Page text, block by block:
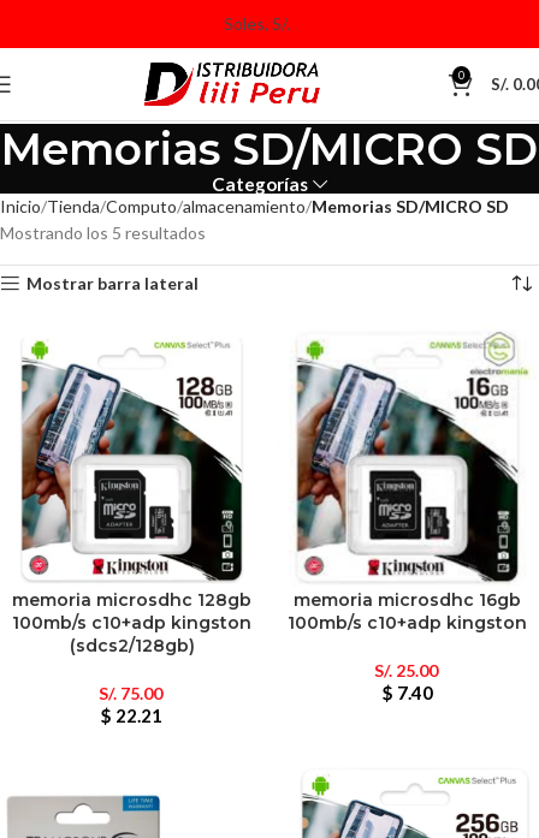
0 S/.
Memorias SD/MICRO SD
Categorías
Inicio Tienda Computo almacenamiento Memorias SD/MICRO SD
Mostrando los 5 resultados
Mostrar barra lateral
memoria microsdhc 128gb
100mb/s c10+adp kingston
(sdcs2/128gb)
S/.75.00
$ 22.21
memoria microsdhc 16gb
100mb/s c10+adp kingston
S/.25.00
$ 7.40